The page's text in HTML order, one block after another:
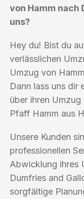
von Hamm nach
uns?
Hey du! Bist du
verlässlichen
Umzug von
Dann lass uns dir
über ihren
Pfaff Hamm aus
Unsere Kunden
professionellen
Abwicklung ihres
Dumfries and
sorgfältige